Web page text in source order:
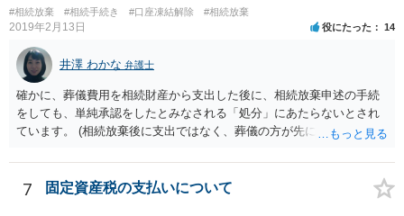
0万円分使えます。 父が亡くなり、母が全部相続すると、母から三人
で相続する際は、4800万円が非課税枠となります。 そうすると、母が
亡くなってから相続すると、両親のどちらかが亡くなってから相続す
るより非課税の枠が減少します。 計画的に相続をするのがおすすめと
いうことになります。これ以外にも気をつける点はあるかもしれませ
んので、一度相談して想定するのがおすすめと思います。
#相続放棄 #相続手続き #口座凍結解除 #相続放棄
2019年2月13日 役にたった 14
井澤 わかな 弁護士
確かに、葬儀費用を相続財産から支出した後に、相続放棄申述の手続
をしても、単純承認をしたとみなされる「処分」にあたらないとされ
ています。 (相続放棄後に支出ではなく、葬儀の方が先に来るのが通常
述の手続ということだと思いますが) ただ、葬儀費用ならいくらでもよ
いということではなく、身分相応の、社会的儀式として当然認められ
る程度の金額に留まると考えた方がよいです。 もし、相続人の皆さん
7 固定資産税の支払いについて